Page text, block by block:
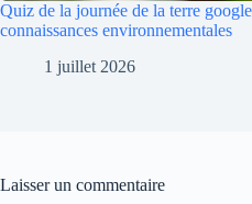
Quiz de la journée de la terre
connaissances environnementales
1 juillet 2026
Laisser un commentaire